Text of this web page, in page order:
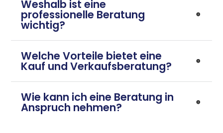
Weshalb ist eine
professionelle Beratung
wichtig?
Welche Vorteile bietet eine
Kauf und Verkaufsberatung?
Wie kann ich eine Beratung in
Anspruch nehmen?